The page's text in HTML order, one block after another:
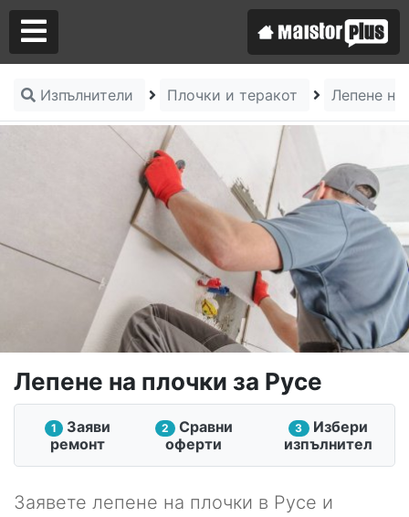
Изпълнители Плочки и теракот Лепене
Лепене на плочки за Русе
1
Заяви
ремонт
2
Сравни
оферти
3
Избери
изпълнител
Заявете лепене на плочки в Русе и
Аз съм майстор
Търся майстор